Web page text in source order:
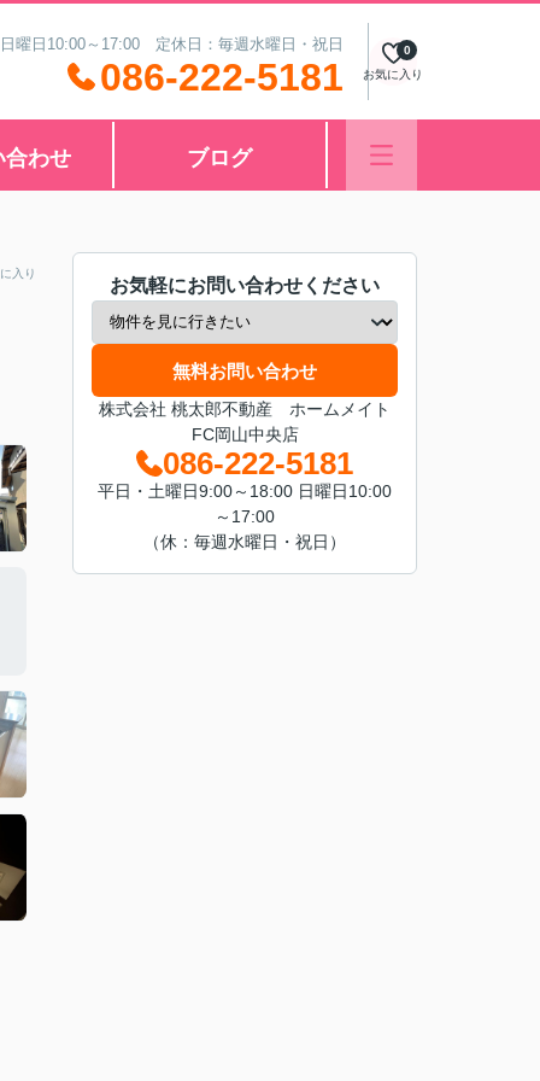
曜日10:00～17:00 定休日：毎週水曜日・祝日
086-222-5181 お気に入り
0
合わせ ブログ
入り
お気軽にお問い合わせください
無料お問い合わせ
株式会社 桃太郎不動産 ホームメイト
FC岡山中央店
086-222-5181
平日・土曜日9:00～18:00 日曜日10:00
～17:00
（休：毎週水曜日・祝日）